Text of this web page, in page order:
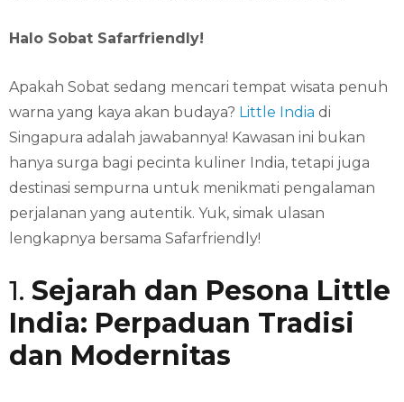
Halo Sobat Safarfriendly!
Apakah Sobat sedang mencari tempat wisata penuh
warna yang kaya akan budaya? Little India di
Singapura adalah jawabannya! Kawasan ini bukan
hanya surga bagi pecinta kuliner India, tetapi juga
destinasi sempurna untuk menikmati pengalaman
perjalanan yang autentik. Yuk, simak ulasan
lengkapnya bersama Safarfriendly!
1. Sejarah dan Pesona Little
India: Perpaduan Tradisi
dan Modernitas